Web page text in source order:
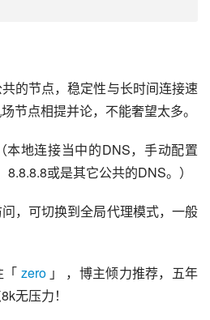
的节点，稳定性与长时间连接速
节点相提并论，不能奢望太多。
本地连接当中的DNS，手动配置
或是其它公共的DNS。）
，可切换到全局代理模式，一般
「 zero 」 ，博主倾力推荐，五年
无压力！